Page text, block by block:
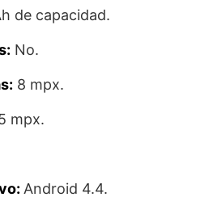
de capacidad.
No.
8 mpx.
mpx.
Android 4.4.